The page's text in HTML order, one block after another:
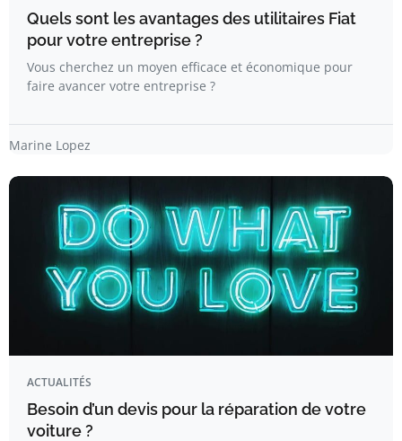
Quels sont les avantages des utilitaires Fiat
pour votre entreprise ?
Vous cherchez un moyen efficace et économique pour
faire avancer votre entreprise ?
Marine Lopez
ACTUALITÉS
Besoin d’un devis pour la réparation de votre
voiture ?